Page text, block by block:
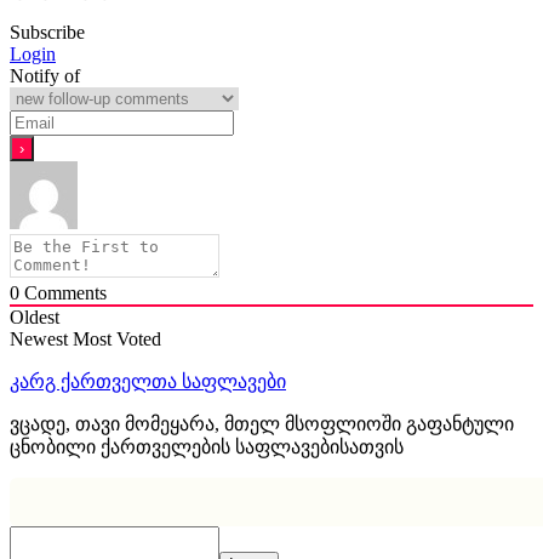
Subscribe
Login
Notify of
0 Comments
Oldest
Newest Most Voted
კარგ ქართველთა საფლავები
ვცადე, თავი მომეყარა, მთელ მსოფლიოში გაფანტული
ცნობილი ქართველების საფლავებისათვის